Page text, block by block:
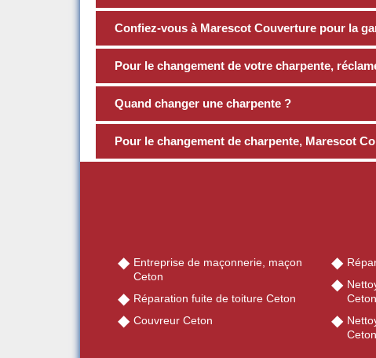
Confiez-vous à Marescot Couverture pour la
Pour le changement de votre charpente,
Quand changer une charpente ?
Pour le changement de charpente, Marescot
Entreprise de maçonnerie, maçon
Ceton
Réparation fuite de toiture Ceton
Couvreur Ceton
Ceton
Ceton